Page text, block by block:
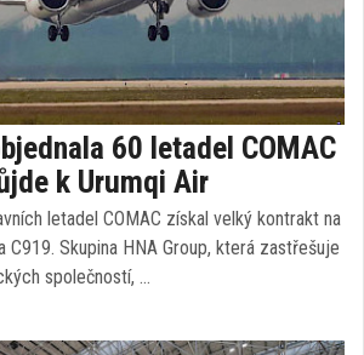
60 letadel COMAC
k Urumqi Air
letadel COMAC získal velký kontrakt na
Skupina HNA Group, která zastřešuje
společností, …